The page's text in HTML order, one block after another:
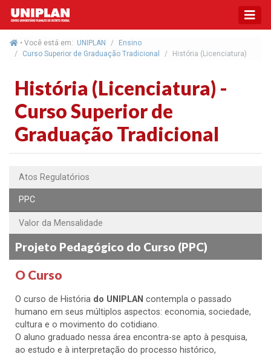
• Você está em: UNIPLAN
Ensino
Curso Superior de Graduação Tradicional
História (Licenciatura)
História (Licenciatura) -
Curso Superior de
Graduação Tradicional
Atos Regulatórios
PPC
Valor da Mensalidade
Projeto Pedagógico do Curso (PPC)
O Curso
O curso de História do UNIPLAN contempla o passado
humano em seus múltiplos aspectos: economia, sociedade,
cultura e o movimento do cotidiano.
O aluno graduado nessa área encontra-se apto à pesquisa,
ao estudo e à interpretação do processo histórico,